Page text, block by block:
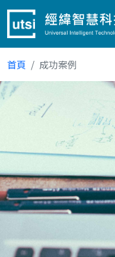
首頁 成功案例